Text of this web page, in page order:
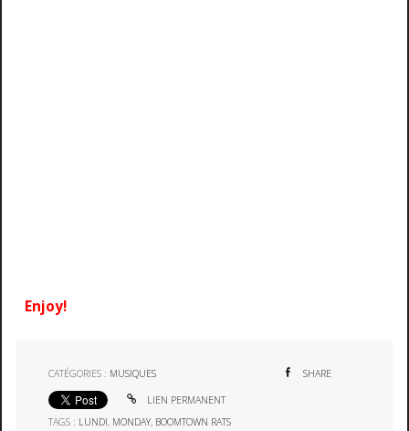
Enjoy!
CATÉGORIES : MUSIQUES SHARE
LIEN PERMANENT
TAGS : LUNDI, MONDAY, BOOMTOWN RATS